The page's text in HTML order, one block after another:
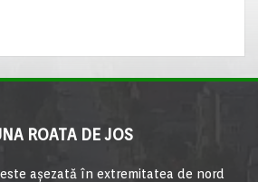
ROATA DE JOS
aşezată în extremitatea de nord